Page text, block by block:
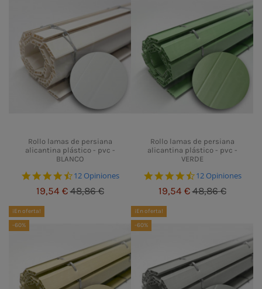
Rollo lamas de persiana
alicantina plástico - pvc -
BLANCO
4.5 star rating
12 Opiniones
19,54 €48,86 €
Rollo lamas de persiana
alicantina plástico - pvc -
VERDE
4.5 star rating
12 Opiniones
19,54 €48,86 €
¡En oferta!
-60%
¡En oferta!
-60%